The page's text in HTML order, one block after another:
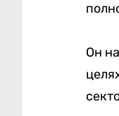
Он